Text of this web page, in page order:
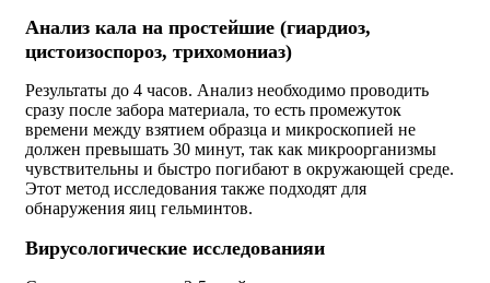
Анализ кала на простейшие (гиардиоз,
цистоизоспороз, трихомониаз)
Результаты до 4 часов. Анализ необходимо проводить
сразу после забора материала, то есть промежуток
времени между взятием образца и микроскопией не
должен превышать 30 минут, так как микроорганизмы
чувствительны и быстро погибают в окружающей среде.
Этот метод исследования также подходят для
обнаружения яиц гельминтов.
Вирусологические исследованияи